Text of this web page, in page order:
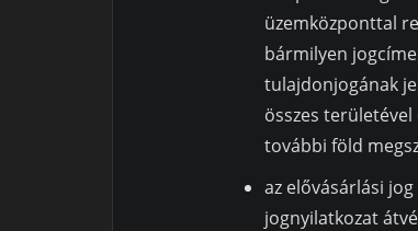
üzemközponttal
bármilyen
tulajdonjogának
összes
további föld
az elővásárlási
jognyilatkozat